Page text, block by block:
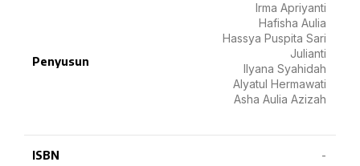
Penyusun
Irma Apriyanti
Hafisha Aulia
Hassya Puspita Sari
Julianti
Ilyana Syahidah
Alyatul Hermawati
Asha Aulia Azizah
ISBN -